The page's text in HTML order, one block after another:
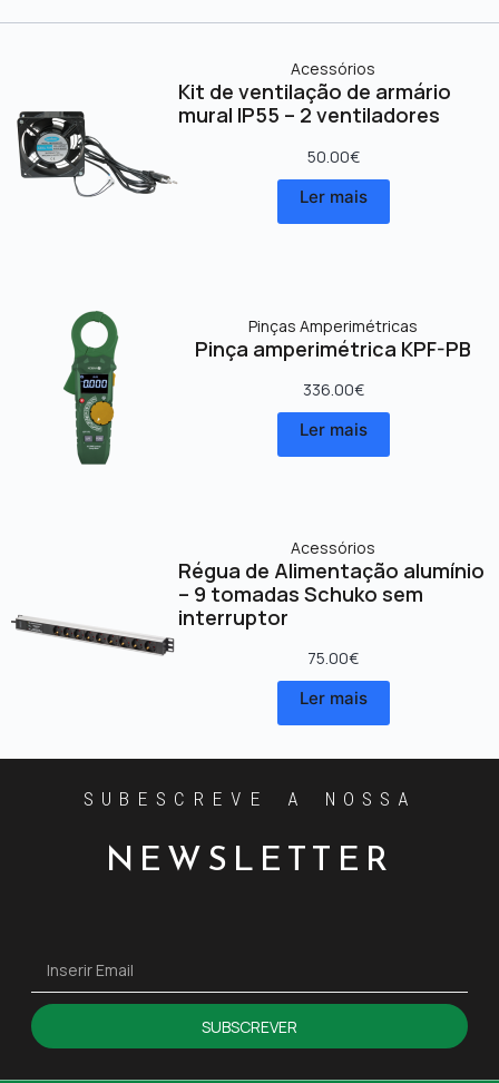
Acessórios
Kit de ventilação de armário
mural IP55 – 2 ventiladores
50.00€
Ler mais
Pinças Amperimétricas
Pinça amperimétrica KPF-PB
336.00€
Ler mais
Acessórios
Régua de Alimentação alumínio
– 9 tomadas Schuko sem
interruptor
75.00€
Ler mais
SUBESCREVE A NOSSA
NEWSLETTER
SUBSCREVER